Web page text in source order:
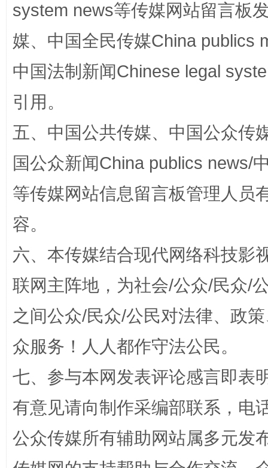
镜头丨大暑三秋近
一颗心始终滚烫 还
system news等传媒网站留言板
媒、中国全民传媒China publics
中国法制新闻Chinese legal
引用。
五、中国公共传媒、中国公众传
国公众新闻China publics news/
等传媒网站信息留言板管理人员
容。
六、本传媒结合现代网络科技影
联网主阵地，为社会/公众/民众/
之间公众/民众/公民对法律、政
众服务！人人都作守法公民。
七、参与本网发表评论感言即表
有意见请向制作采编部联系，电
公众传媒所有辅助网站属多元发